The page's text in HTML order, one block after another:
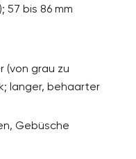
57 bis 86 mm
(von grau zu
langer, behaarter
Gebüsche